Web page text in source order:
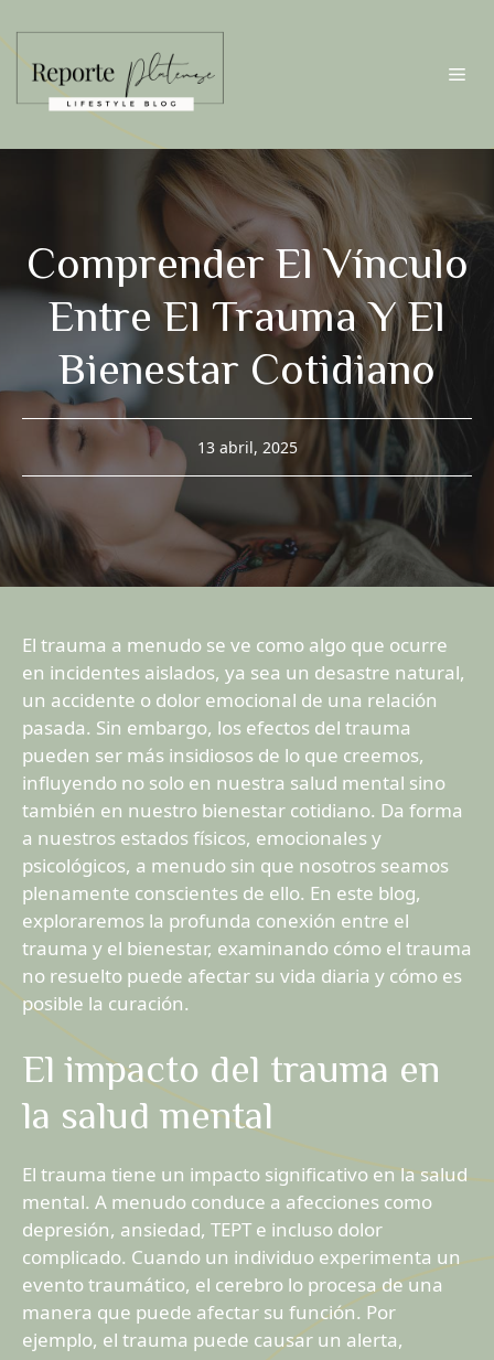
contenido
Comprender El Vínculo
Entre El Trauma Y El
Bienestar Cotidiano
13 abril, 2025
El trauma a menudo se ve como algo que ocurre
en incidentes aislados, ya sea un desastre natural,
un accidente o dolor emocional de una relación
pasada. Sin embargo, los efectos del trauma
pueden ser más insidiosos de lo que creemos,
influyendo no solo en nuestra salud mental sino
también en nuestro bienestar cotidiano. Da forma
a nuestros estados físicos, emocionales y
psicológicos, a menudo sin que nosotros seamos
plenamente conscientes de ello. En este blog,
exploraremos la profunda conexión entre el
trauma y el bienestar, examinando cómo el trauma
no resuelto puede afectar su vida diaria y cómo es
posible la curación.
El impacto del trauma en
la salud mental
El trauma tiene un impacto significativo en la salud
mental. A menudo conduce a afecciones como
depresión, ansiedad, TEPT e incluso dolor
complicado. Cuando un individuo experimenta un
evento traumático, el cerebro lo procesa de una
manera que puede afectar su función. Por
ejemplo, el trauma puede causar un alerta,